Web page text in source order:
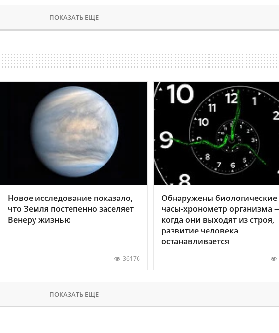
ПОКАЗАТЬ ЕЩЕ
Новое исследование показало,
что Земля постепенно заселяет
Венеру жизнью
36176
Обнаружены биологические
часы-хронометр организма
когда они выходят из строя,
развитие человека
останавливается
ПОКАЗАТЬ ЕЩЕ